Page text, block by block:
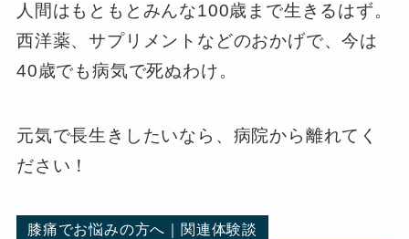
人間はもともとみんな100歳まで生きるはず。
西洋薬、サプリメントなどのおかげで、今は
40歳でも病気で死ぬわけ。
元気で長生きしたいなら、病院から離れてく
ださい！
膝痛でお悩みの方へ｜関連体験談